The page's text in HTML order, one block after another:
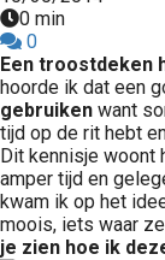
0 min
0
Een troostdeken
hoorde ik dat een
gebruiken want
tijd op de rit hebt
Dit kennisje woont
amper tijd en
kwam ik op het
moois, iets waar
je zien hoe ik